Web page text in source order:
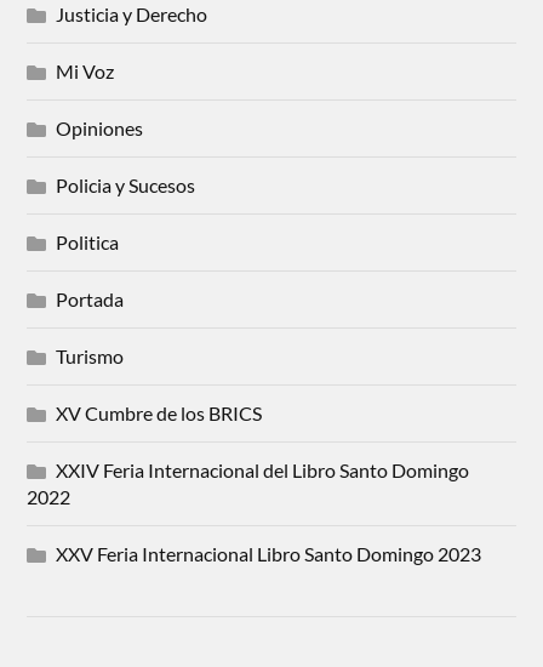
Justicia y Derecho
Mi Voz
Opiniones
Policia y Sucesos
Politica
Portada
Turismo
XV Cumbre de los BRICS
XXIV Feria Internacional del Libro Santo Domingo
2022
XXV Feria Internacional Libro Santo Domingo 2023